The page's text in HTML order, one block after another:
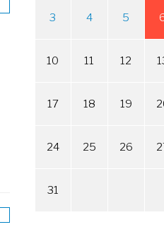
3 4 5
10 11 12
17 18 19
24 25 26
31